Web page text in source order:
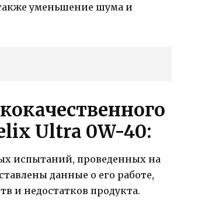
уменьшение шума и
Ultra 0W-40:
испытаний, проведенных на
данные о его работе,
и недостатков продукта.